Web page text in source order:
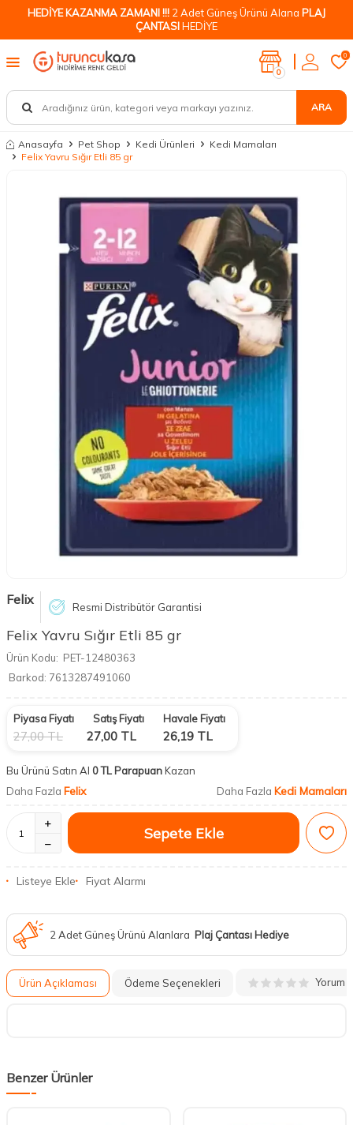
HEDİYE KAZANMA ZAMANI !!! 2 Adet Güneş Ürünü Alana PLAJ
ÇANTASIHEDİYE
ARA
0
0
Anasayfa Pet Shop Kedi Ürünleri
Kedi Mamaları
Felix Yavru Sığır Etli 85 gr
Felix Resmi Distribütör Garantisi
Felix Yavru Sığır Etli 85 gr
Ürün Kodu: PET-12480363
Barkod: 7613287491060
Piyasa Fiyatı
27,00TL
Satış Fiyatı
27,00 TL
Havale Fiyatı
26,19 TL
Bu Ürünü Satın Al 0 TL ParapuanKazan
Daha Fazla Felix Daha Fazla Kedi Mamaları
Sepete Ekle
Listeye Ekle Fiyat Alarmı
2 Adet Güneş Ürünü Alanlara Plaj Çantası Hediye
Ürün Açıklaması Ödeme Seçenekleri Yorum
Benzer Ürünler